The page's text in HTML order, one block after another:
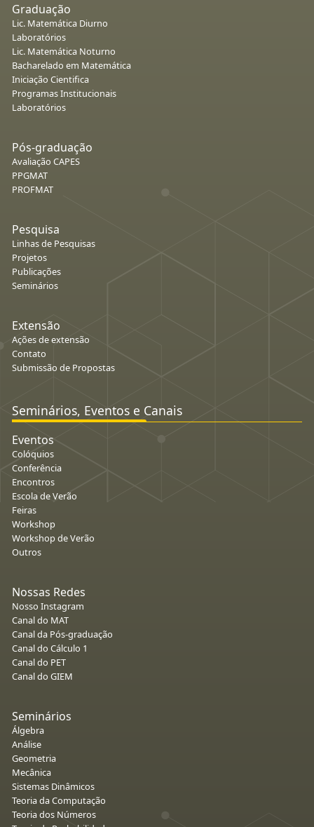
Graduação
Lic. Matemática Diurno
Laboratórios
Lic. Matemática Noturno
Bacharelado em Matemática
Iniciação Cientifica
Programas Institucionais
Laboratórios
Pós-graduação
Avaliação CAPES
PPGMAT
PROFMAT
Pesquisa
Linhas de Pesquisas
Projetos
Publicações
Seminários
Extensão
Ações de extensão
Contato
Submissão de Propostas
Seminários, Eventos e Canais
Eventos
Colóquios
Conferência
Encontros
Escola de Verão
Feiras
Workshop
Workshop de Verão
Outros
Nossas Redes
Nosso Instagram
Canal do MAT
Canal da Pós-graduação
Canal do Cálculo 1
Canal do PET
Canal do GIEM
Seminários
Álgebra
Análise
Geometria
Mecânica
Sistemas Dinâmicos
Teoria da Computação
Teoria dos Números